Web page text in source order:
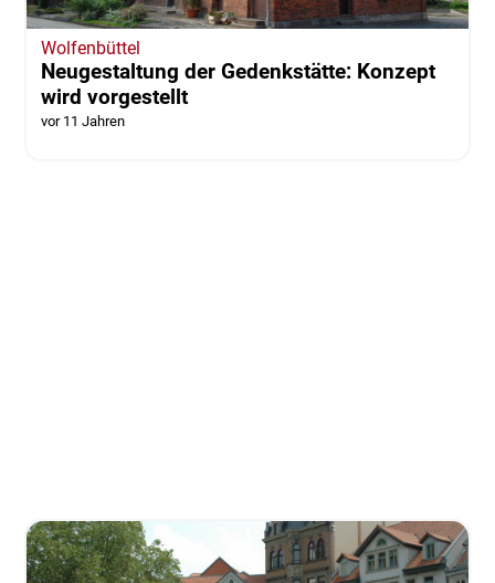
Wolfenbüttel
Neugestaltung der Gedenkstätte: Konzept
wird vorgestellt
vor 11 Jahren